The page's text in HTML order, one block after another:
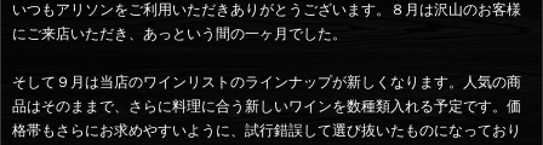
いつもアリソンをご利用いただきありがとうございます。８月は沢山のお客様
にご来店いただき、あっという間の一ヶ月でした。
そして９月は当店のワインリストのラインナップが新しくなります。人気の商
品はそのままで、さらに料理に合う新しいワインを数種類入れる予定です。価
格帯もさらにお求めやすいように、試行錯誤して選び抜いたものになっており